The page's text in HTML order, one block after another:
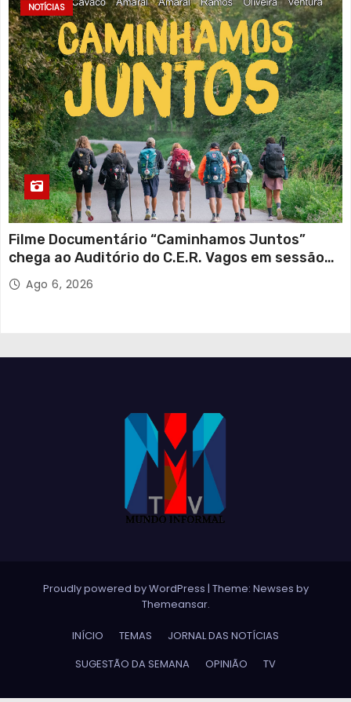
NOTÍCIAS
Filme Documentário “Caminhamos Juntos”
chega ao Auditório do C.E.R. Vagos em sessão
solidária
Ago 6, 2026
Proudly powered by WordPress | Theme: Newses by
Themeansar.
INÍCIO TEMAS
JORNAL DAS NOTÍCIAS
SUGESTÃO DA SEMANA
OPINIÃO TV